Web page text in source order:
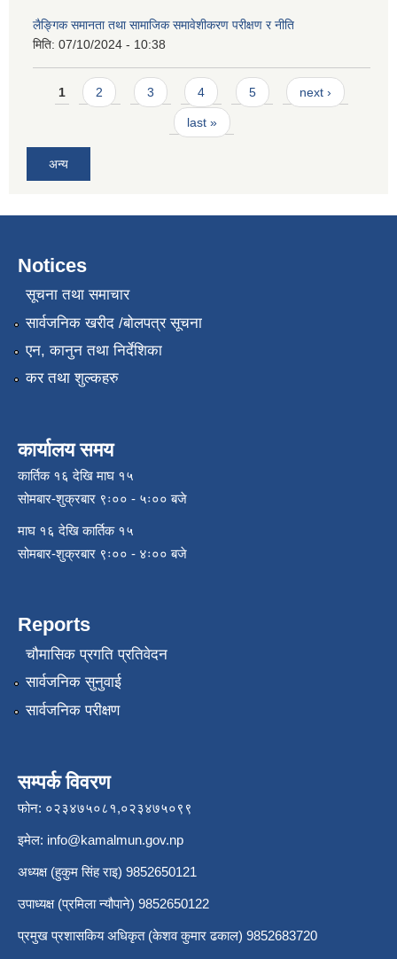
लैङ्गिक समानता तथा सामाजिक समावेशीकरण परीक्षण र नीति
मिति: 07/10/2024 - 10:38
Pages
1 2 3 4 5 next ›
last »
अन्य
Notices
सूचना तथा समाचार
सार्वजनिक खरीद /बोलपत्र सूचना
एन, कानुन तथा निर्देशिका
कर तथा शुल्कहरु
कार्यालय समय
कार्तिक १६ देखि माघ १५
सोमबार-शुक्रबार ९ः०० - ५ः०० बजे
माघ १६ देखि कार्तिक १५
सोमबार-शुक्रबार ९ः०० - ४ः०० बजे
Reports
चौमासिक प्रगति प्रतिवेदन
सार्वजनिक सुनुवाई
सार्वजनिक परीक्षण
सम्पर्क विवरण
फोन: ०२३४७५०८१,०२३४७५०९९
इमेल: info@kamalmun.gov.np
अध्यक्ष (हुकुम सिंह राइ) 9852650121
उपाध्यक्ष (प्रमिला न्यौपाने) 9852650122
प्रमुख प्रशासकिय अधिकृत (केशव कुमार ढकाल) 9852683720